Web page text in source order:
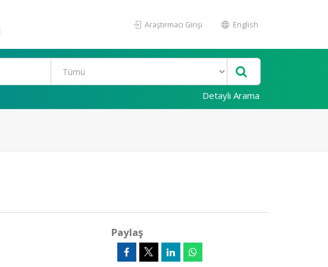
Araştırmacı Girişi English
Detaylı Arama
Paylaş